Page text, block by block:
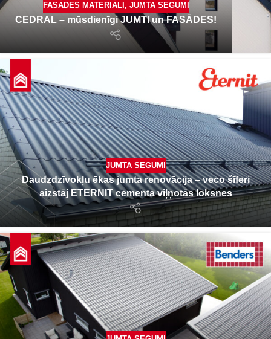
FASĀDES MATERIĀLI , JUMTA SEGUMI
CEDRAL – mūsdienīgi JUMTI un FASĀDES!
JUMTA SEGUMI
Daudzdzīvokļu ēkas jumta renovācija – veco šīferi
aizstāj ETERNIT cementa viļņotās loksnes